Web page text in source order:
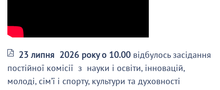
23 липня 2026 року о 10.00 відбулось засідання
постійної комісії з науки і освіти, інновацій,
молоді, сім’ї і спорту, культури та духовності